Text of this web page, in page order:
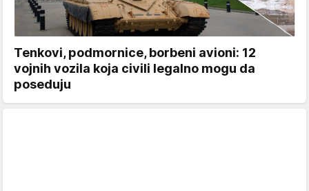
Tenkovi, podmornice, borbeni avioni: 12
vojnih vozila koja civili legalno mogu da
poseduju